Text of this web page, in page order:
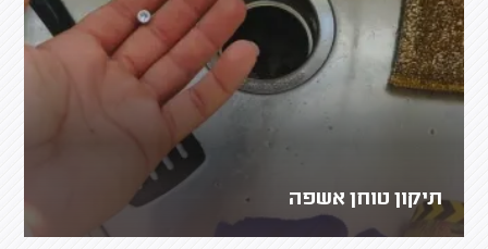
תיקון טוחן אשפה